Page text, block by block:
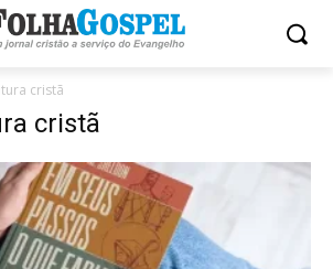
cristã
cristã